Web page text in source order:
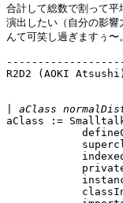
合計して総数で割って
演出したい（自分の影
んて可笑し過ぎますぅ〜。
R2D2 (AOKI
aClass :=